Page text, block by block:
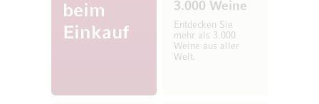
beim
Einkauf
3.000 Weine
Entdecken Sie
mehr als 3.000
Weine aus aller
Welt.